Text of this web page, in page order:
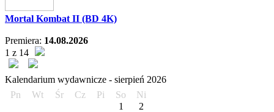
Mortal Kombat II (BD 4K)
Premiera: 14.08.2026
1 z 14
Kalendarium wydawnicze - sierpień 2026
Pn
Wt Śr Cz Pi So
Ni
1
2